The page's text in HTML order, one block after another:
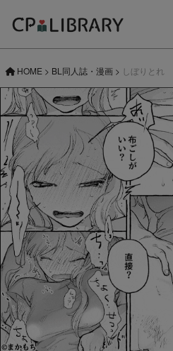
HOME > BL同人誌・漫画 > しぼりとれ